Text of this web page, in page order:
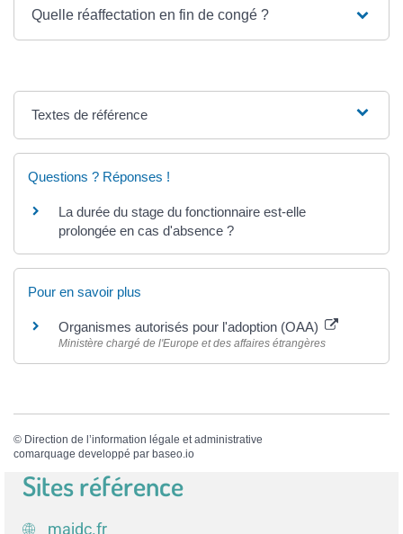
Quelle réaffectation en fin de congé ?
Textes de référence
Questions ? Réponses !
La durée du stage du fonctionnaire est-elle
prolongée en cas d'absence ?
Pour en savoir plus
Organismes autorisés pour l'adoption (OAA)
Ministère chargé de l'Europe et des affaires étrangères
© Direction de l’information légale et administrative
comarquage developpé par baseo.io
Sites référence
majdc.fr